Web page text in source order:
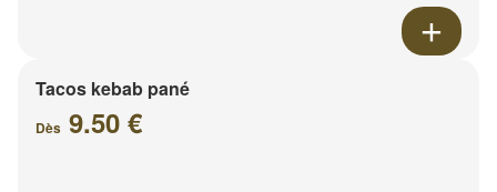
Tacos kebab pané
Dès 9.50 €